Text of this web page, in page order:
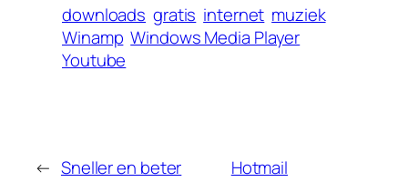
downloads gratis internet muziek
Winamp Windows Media Player
Youtube
← Sneller en beter
Hotmail